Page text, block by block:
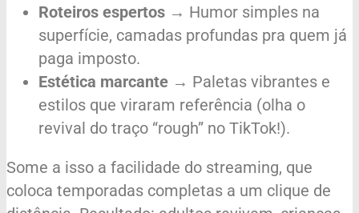
Roteiros espertos → Humor simples na
superfície, camadas profundas pra quem já
paga imposto.
Estética marcante → Paletas vibrantes e
estilos que viraram referência (olha o
revival do traço “rough” no TikTok!).
Some a isso a facilidade do streaming, que
coloca temporadas completas a um clique de